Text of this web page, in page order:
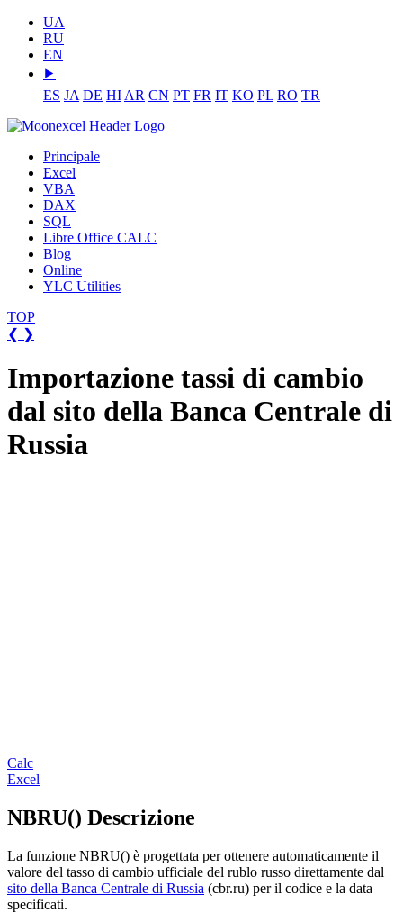
UA
RU
EN
⯈
ES JA DE HI AR CN PT FR IT KO PL RO TR
Principale
Excel
VBA
DAX
SQL
Libre Office CALC
Blog
Online
YLC Utilities
TOP
❮ ❯
Importazione tassi di cambio
dal sito della Banca Centrale di
Russia
Calc
Excel
NBRU() Descrizione
La funzione NBRU() è progettata per ottenere automaticamente il
valore del tasso di cambio ufficiale del rublo russo direttamente dal
sito della Banca Centrale di Russia (cbr.ru) per il codice e la data
specificati.